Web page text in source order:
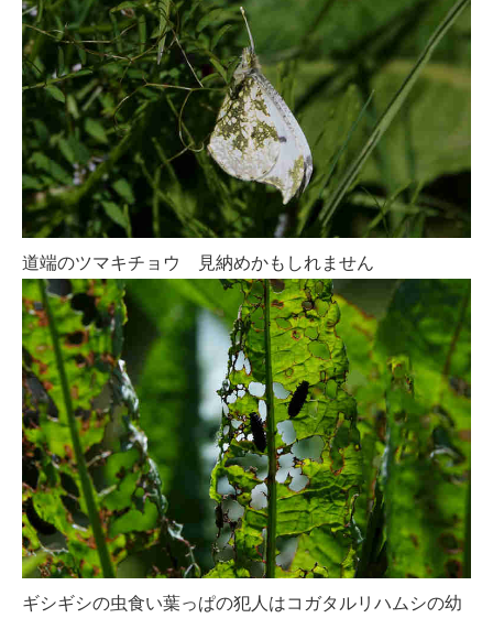
道端のツマキチョウ 見納めかもしれません
ギシギシの虫食い葉っぱの犯人はコガタルリハムシの幼